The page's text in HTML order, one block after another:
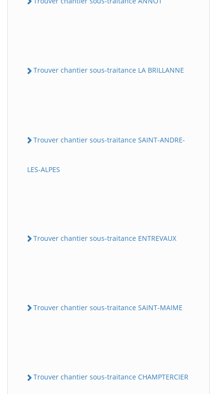
Trouver chantier sous-traitance LA BRILLANNE
Trouver chantier sous-traitance SAINT-ANDRE-
LES-ALPES
Trouver chantier sous-traitance ENTREVAUX
Trouver chantier sous-traitance SAINT-MAIME
Trouver chantier sous-traitance CHAMPTERCIER